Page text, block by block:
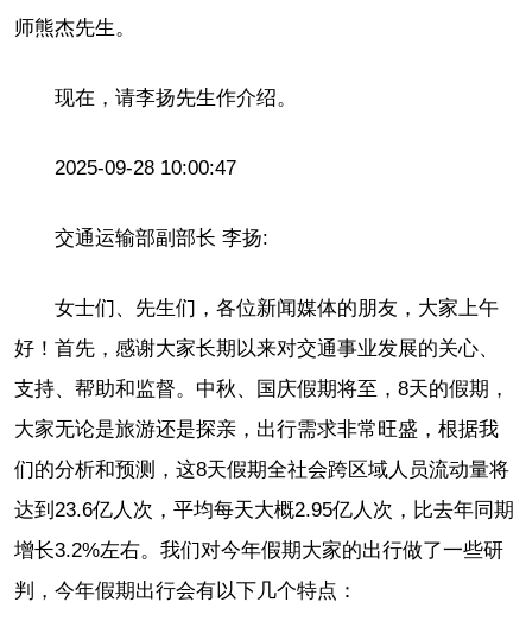
师熊杰先生。
现在，请李扬先生作介绍。
2025-09-28 10:00:47
交通运输部副部长 李扬:
女士们、先生们，各位新闻媒体的朋友，大家上午
好！首先，感谢大家长期以来对交通事业发展的关心、
支持、帮助和监督。中秋、国庆假期将至，8天的假期，
大家无论是旅游还是探亲，出行需求非常旺盛，根据我
们的分析和预测，这8天假期全社会跨区域人员流动量将
达到23.6亿人次，平均每天大概2.95亿人次，比去年同期
增长3.2%左右。我们对今年假期大家的出行做了一些研
判，今年假期出行会有以下几个特点：